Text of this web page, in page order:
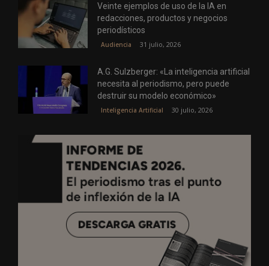
Veinte ejemplos de uso de la IA en
redacciones, productos y negocios
periodísticos
Audiencia 31 julio, 2026
A.G. Sulzberger: «La inteligencia artificial
necesita al periodismo, pero puede
destruir su modelo económico»
Inteligencia Artificial 30 julio, 2026